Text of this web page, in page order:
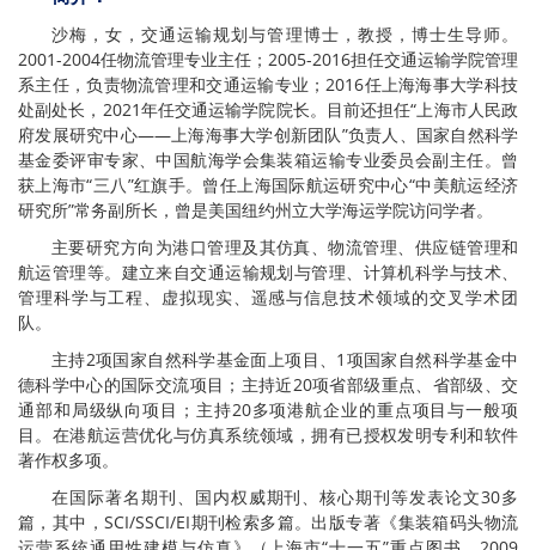
沙梅，女，交通运输规划与管理博士，教授，博士生导师。
2001-2004任物流管理专业主任；2005-2016担任交通运输学院管理
系主任，负责物流管理和交通运输专业；2016任上海海事大学科技
处副处长，2021年任交通运输学院院长。目前还担任“上海市人民政
府发展研究中心——上海海事大学创新团队”负责人、国家自然科学
基金委评审专家、中国航海学会集装箱运输专业委员会副主任。曾
获上海市“三八”红旗手。曾任上海国际航运研究中心“中美航运经济
研究所”常务副所长，曾是美国纽约州立大学海运学院访问学者。
主要研究方向为港口管理及其仿真、物流管理、供应链管理和
航运管理等。建立来自交通运输规划与管理、计算机科学与技术、
管理科学与工程、虚拟现实、遥感与信息技术领域的交叉学术团
队。
主持2项国家自然科学基金面上项目、1项国家自然科学基金中
德科学中心的国际交流项目；主持近20项省部级重点、省部级、交
通部和局级纵向项目；主持20多项港航企业的重点项目与一般项
目。在港航运营优化与仿真系统领域，拥有已授权发明专利和软件
著作权多项。
在国际著名期刊、国内权威期刊、核心期刊等发表论文30多
篇，其中，SCI/SSCI/EI期刊检索多篇。出版专著《集装箱码头物流